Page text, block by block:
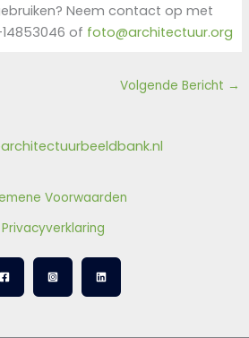
Neem contact op met
of foto@architectuur.org
Volgende Bericht →
Voorwaarden
Privacyverklaring